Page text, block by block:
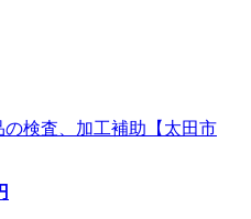
の検査、加工補助【太田市